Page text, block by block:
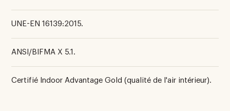
UNE-EN 16139:2015.
ANSI/BIFMA X 5.1.
Certifié Indoor Advantage Gold (qualité de l'air intérieur).